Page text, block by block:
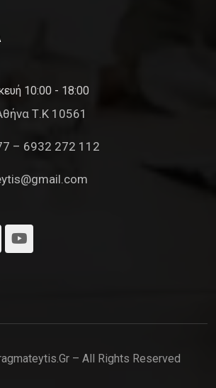
10:00 - 18:00
Τ.Κ 10561
– 6932 272 112
– All Rights Reserved